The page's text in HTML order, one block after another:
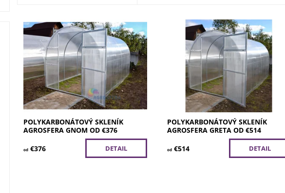
Kúpiť agrosfera sklenik Gnom
polykarbonátový zahradný.Skleník o
šírke 1,64 m vhodný do menších
záhradiek, oceľová konštrukcia s jekly
20 x 20 x 0,8 mm, rozteč oblúkov 1
m....
Dostupnosť:
Skladom
Kód:
43/4 M2
Značka:
Agrosfera
Záruka:
2 roky
POLYKARBONÁTOVÝ SKLENÍK
AGROSFERA GNOM OD €376
od €376 DETAIL
Kúpiť agrosfera sklenik Greta
polykarbonátový zahradný.
Polykarbonátový skleník GRETA -
Skleník s najjednoduchšou montážou
na trhu. Rozmery: šírka 2,00 m x
výška 2,00 m x dĺžka...
Dostupnosť:
Skladom
52/4/4
Značka:
Agrosfera
Záruka:
5 rokov
POLYKARBONÁTOVÝ SKLENÍK
AGROSFERA GRETA OD €514
od €514 DETAIL